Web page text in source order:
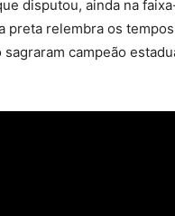
disputou, ainda na
preta relembra os
campeão